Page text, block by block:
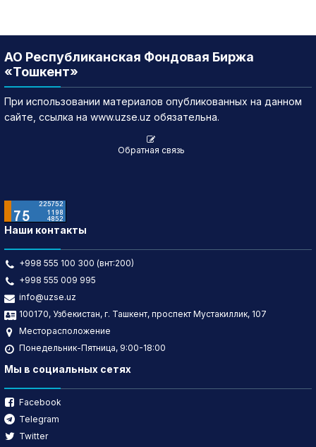
АО Республиканская Фондовая Биржа
«Тошкент»
При использовании материалов опубликованных на данном
сайте, ссылка на www.uzse.uz обязательна.
Обратная связь
Наши контакты
+998 555 100 300 (внт:200)
+998 555 009 995
info@uzse.uz
100170, Узбекистан, г. Ташкент, проспект Мустакиллик, 107
Месторасположение
Понедельник-Пятница, 9:00-18:00
Мы в социальных сетях
Facebook
Telegram
Twitter